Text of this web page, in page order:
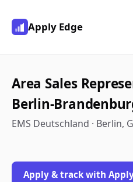
Apply Edge
Area Sales
Berlin-
EMS Deutschland · Berlin,
Apply & track with